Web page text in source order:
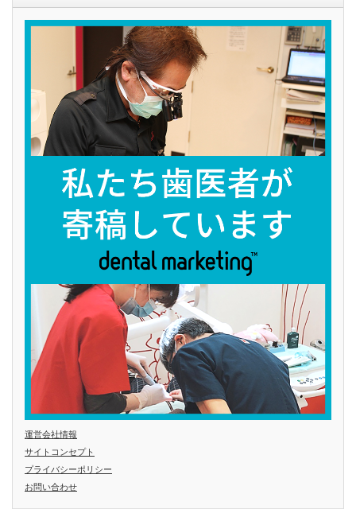
運営会社情報
サイトコンセプト
プライバシーポリシー
お問い合わせ